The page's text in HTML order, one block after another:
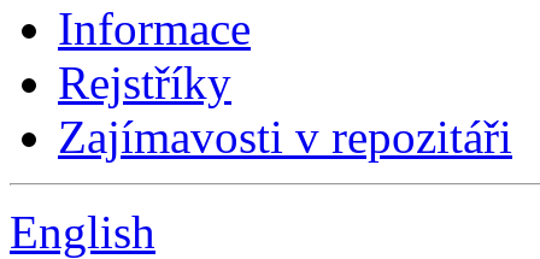
Informace
Rejstříky
Zajímavosti v repozitáři
English